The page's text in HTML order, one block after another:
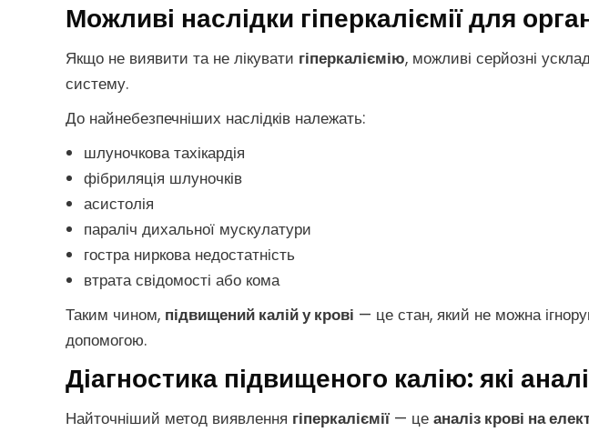
Можливі наслідки гіперкаліємії для
Якщо не виявити та не лікувати гіперкаліємію, можливі серйозні
систему.
До найнебезпечніших наслідків належать:
шлуночкова тахікардія
фібриляція шлуночків
асистолія
параліч дихальної мускулатури
гостра ниркова недостатність
втрата свідомості або кома
Таким чином, підвищений калій у крові — це стан, який не можна
допомогою.
Діагностика підвищеного калію: які
Найточніший метод виявлення гіперкаліємії — це аналіз крові на